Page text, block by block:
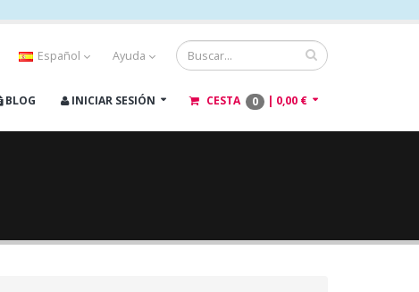
Español Ayuda
BLOG INICIAR SESIÓN CESTA 0 | 0,00 €